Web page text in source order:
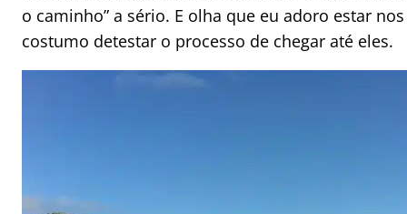
o caminho” a sério. E olha que eu adoro estar
costumo detestar o processo de chegar até eles.